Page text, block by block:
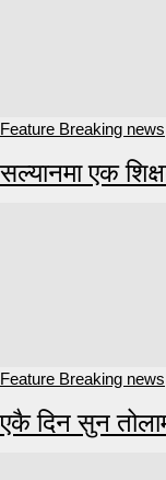
Feature Breaking news
सल्यानमा एक
Feature Breaking news
एकै दिन सुन